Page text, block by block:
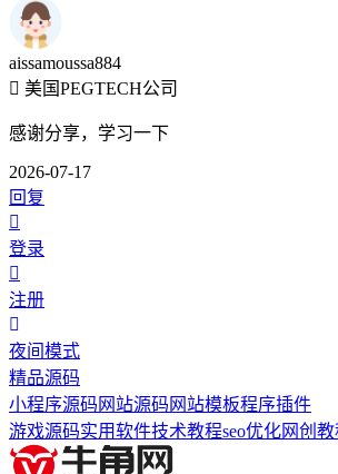
aissamoussa884
美国PEGTECH公司
感谢分享，学习一下
2026-07-17
回复
登录
注册
夜间模式
精品源码
小程序源码 网站源码 网站模板程序插件
游戏源码实用软件技术教程seo优化网创教